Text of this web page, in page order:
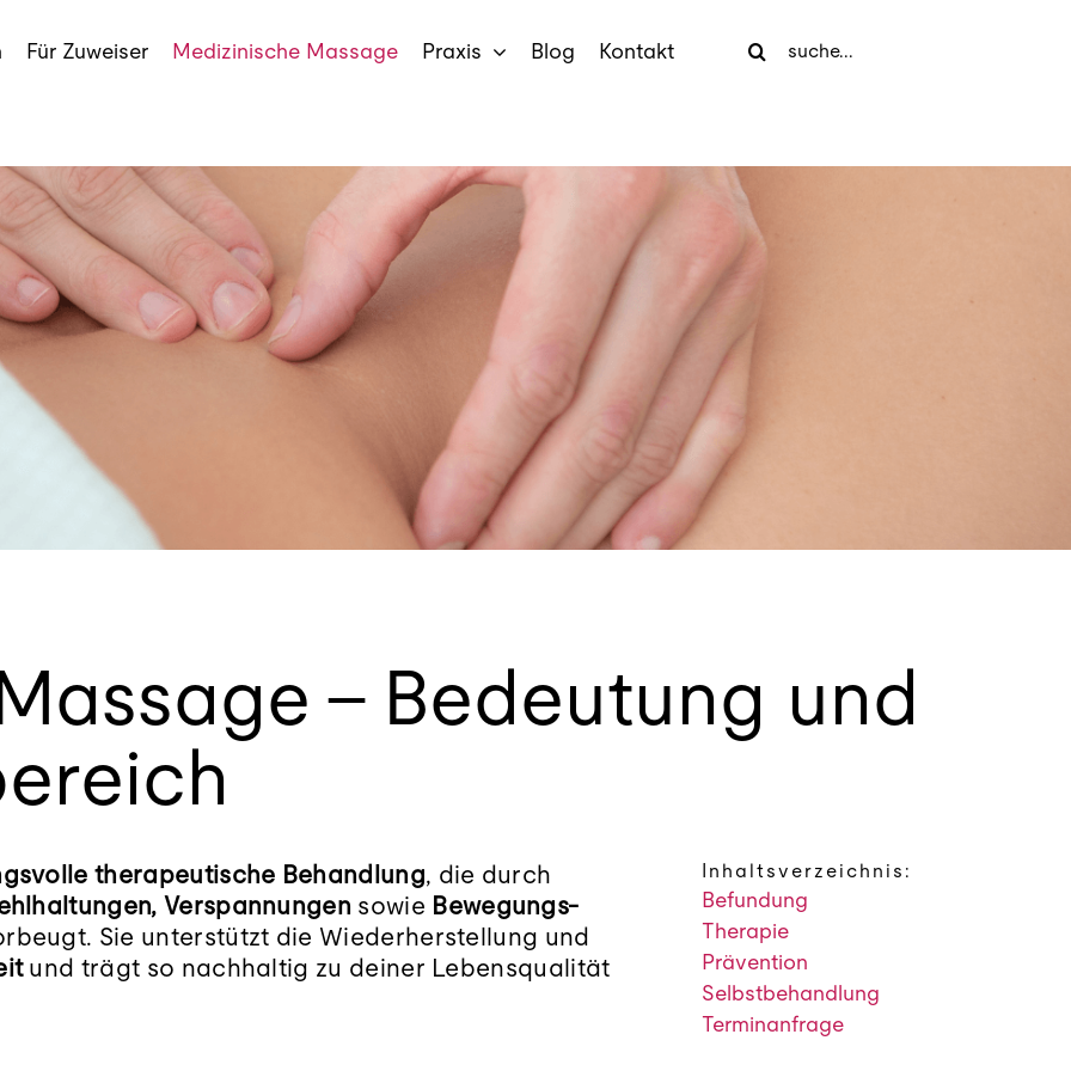
Für Zuweiser Medizinische Massage Praxis Blog Kontakt
for:
– Bedeutung und
therapeutische Behandlung, die durch
Verspannungen sowie Bewegungs-
Sie unterstützt die Wiederherstellung und
und trägt so nachhaltig zu deiner Lebensqualität
Inhaltsverzeichnis:
Befundung
Therapie
Prävention
Selbstbehandlung
Terminanfrage